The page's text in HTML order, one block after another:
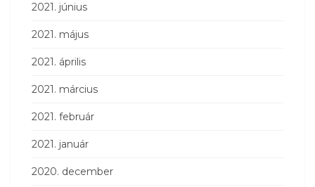
2021. június
2021. május
2021. április
2021. március
2021. február
2021. január
2020. december